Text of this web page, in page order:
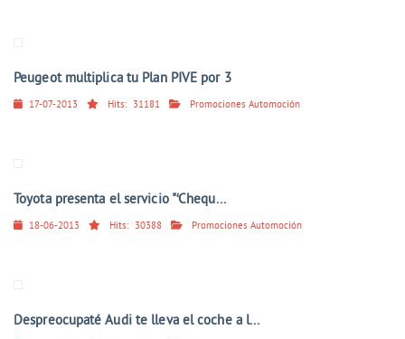
Peugeot multiplica tu Plan PIVE por 3
17-07-2013 Hits: 31181 Promociones Automoción
Toyota presenta el servicio "‘Chequ...
18-06-2013 Hits: 30388 Promociones Automoción
Despreocupaté Audi te lleva el coche a l...